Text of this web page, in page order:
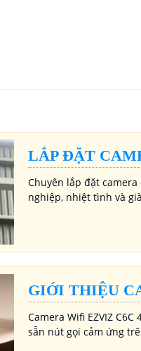
LẮP ĐẶT
Chuyên lắp đặt
nghiệp, nhiệt tình và
GIỚI THIỆU
Camera Wifi EZVIZ
sẵn nút gọi cảm ứng